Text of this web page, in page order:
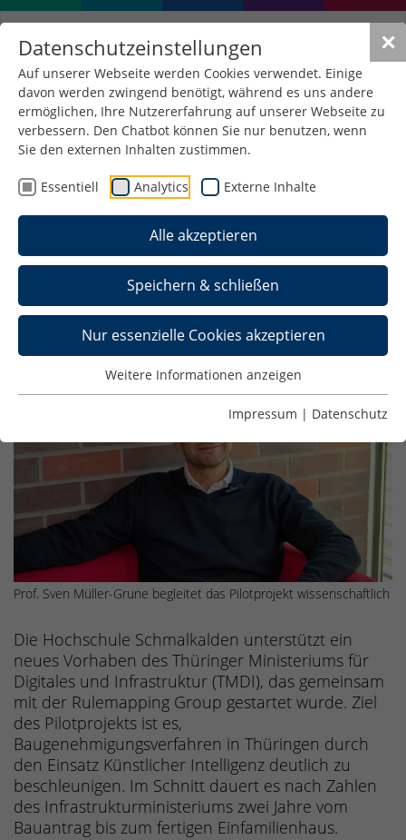
✕
Datenschutzeinstellungen
Auf unserer Webseite werden Cookies verwendet. Einige
davon werden zwingend benötigt, während es uns andere
ermöglichen, Ihre Nutzererfahrung auf unserer Webseite zu
verbessern. Den Chatbot können Sie nur benutzen, wenn
Sie den externen Inhalten zustimmen.
Essentiell Analytics Externe Inhalte
Alle akzeptieren
Speichern & schließen
Nur essenzielle Cookies akzeptieren
Weitere Informationen anzeigen
Impressum | Datenschutz
Mit KI zum schnelleren
Bauantrag: Hochschule
Schmalkalden begleitet
Pilotprojekt
02. Oktober 2025/Allgemein , Wirtschaftsrecht ,
Pressemeldungen
Prof. Sven Müller-Grune begleitet das Pilotprojekt wissenschaftlich
Die Hochschule Schmalkalden unterstützt ein
neues Vorhaben des Thüringer Ministeriums für
Digitales und Infrastruktur (TMDI), das gemeinsam
mit der Rulemapping Group gestartet wurde. Ziel
des Pilotprojekts ist es,
Baugenehmigungsverfahren in Thüringen durch
den Einsatz Künstlicher Intelligenz deutlich zu
beschleunigen. Im Schnitt dauert es nach Zahlen
des Infrastrukturministeriums zwei Jahre vom
Bauantrag bis zum fertigen Einfamilienhaus.